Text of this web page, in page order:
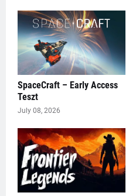
SpaceCraft – Early Access
Teszt
July 08, 2026